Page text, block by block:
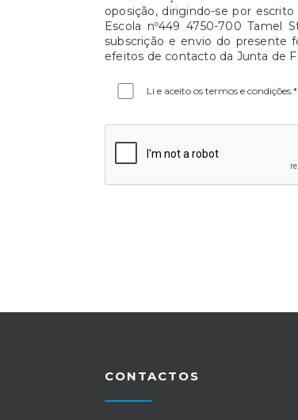
oposição, dirigindo-se por
Escola nº449 4750-700 Tamel
subscrição e envio do presente
efeitos de contacto da Junta de
Li e aceito os termos e condições.*
CONTACTOS